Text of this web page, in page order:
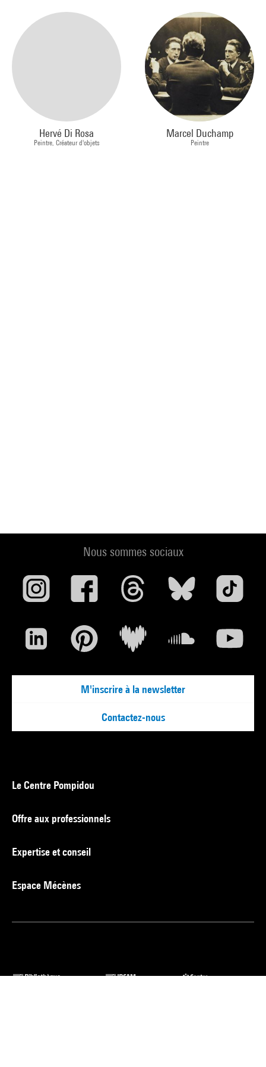
Hervé Di Rosa
Peintre, Créateur d'objets
Marcel Duchamp
Peintre
Nous sommes sociaux
M'inscrire à la newsletter
Contactez-nous
Le Centre Pompidou
Offre aux professionnels
Expertise et conseil
Espace Mécènes